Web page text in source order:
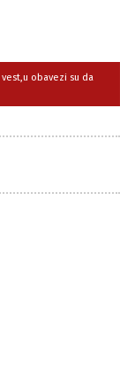
obavezi su da